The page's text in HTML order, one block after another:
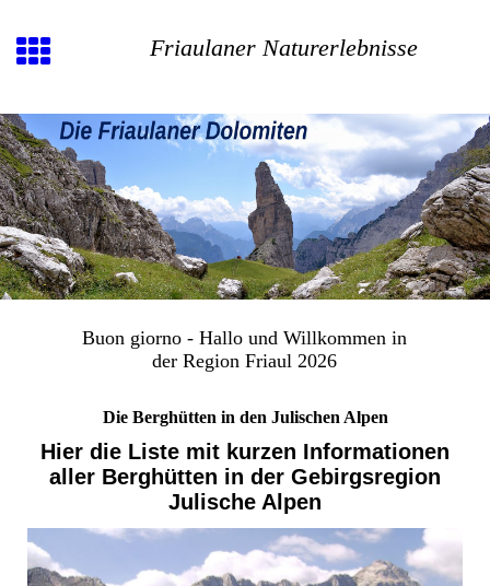
Friaulaner Naturerlebnisse
Buon giorno - Hallo und Willkommen in
der Region Friaul 2026
Die Berghütten in den Julischen Alpen
Hier die Liste mit kurzen Informationen
aller Berghütten in der Gebirgsregion
Julische Alpen